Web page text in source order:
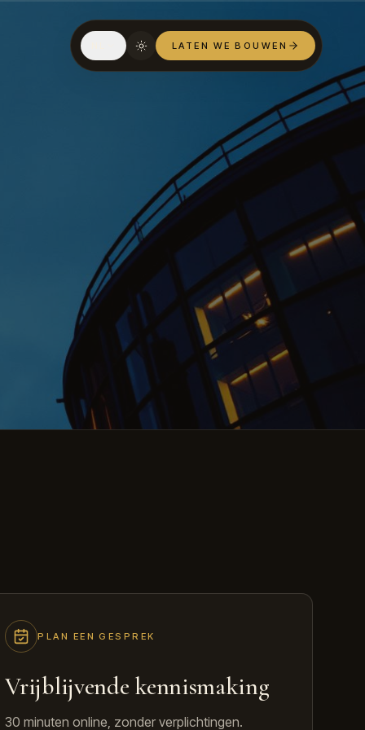
LATEN WE BOUWEN
PLAN EEN GESPREK
Vrijblijvende kennismaking
30 minuten online, zonder verplichtingen.